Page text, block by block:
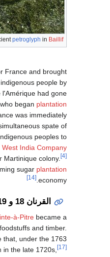
petroglyph in Baillif
France and brought
people by
l'Amérique had gone
who began plantation
was immediately
spate of
peoples to
West India Company
colony.
[4]
sugar plantation
economy.
[14]
القرنان 18 و 19
à-Pitre became a
and timber.
that, under the 1763
the late 1720s, [17]